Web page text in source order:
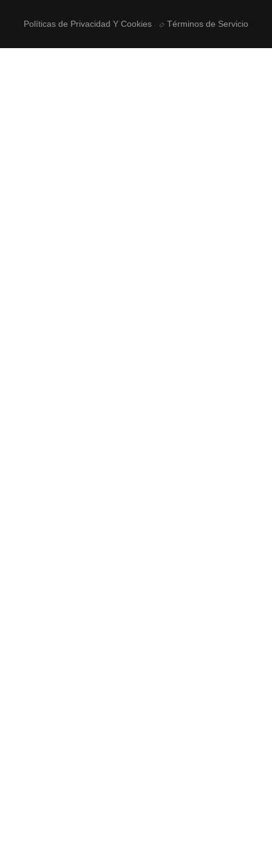
Políticas de Privacidad Y Cookies Términos de Servicio